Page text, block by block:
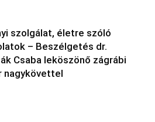
szolgálat, életre szóló
– Beszélgetés dr.
Csaba leköszönő zágrábi
nagykövettel